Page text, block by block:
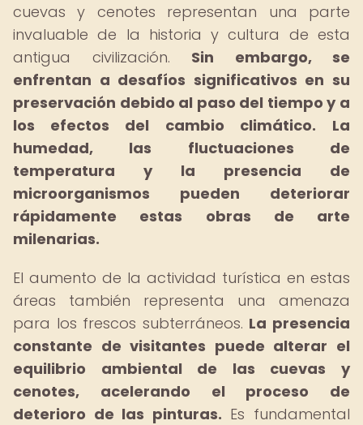
cuevas y cenotes representan una parte
invaluable de la historia y cultura de esta
antigua civilización. Sin embargo, se
enfrentan a desafíos significativos en su
preservación debido al paso del tiempo y a
los efectos del cambio climático.
La
humedad, las fluctuaciones de
temperatura y la presencia de
microorganismos pueden deteriorar
rápidamente estas obras de arte
milenarias.
El aumento de la actividad turística en estas
áreas también representa una amenaza
para los frescos subterráneos. La presencia
constante de visitantes puede alterar el
equilibrio ambiental de las cuevas y
cenotes, acelerando el proceso de
deterioro de las pinturas. Es fundamental